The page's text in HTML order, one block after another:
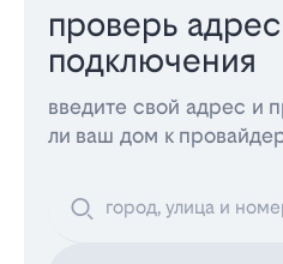
проверь адрес
подключения
введите свой адрес и
ли ваш дом к